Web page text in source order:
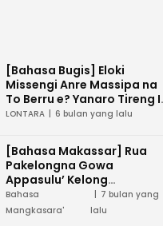
[Bahasa Bugis] ‎Eloki
Missengi Anre Massipa na
To Berru e? Yanaro Tireng I
Tunue
LONTARA 6 bulan yang lalu
[Bahasa Makassar] Rua
Pakelongna Gowa
Appasulu’ Kelong
Mangkasara’ “Teai Jodota”
na “Tepo’ Jarung”
Bahasa
Mangkasara'
7 bulan yang
lalu